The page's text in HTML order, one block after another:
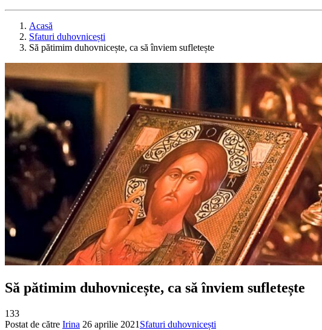
Acasă
Sfaturi duhovnicești
Să pătimim duhovnicește, ca să înviem sufletește
Să pătimim duhovnicește, ca să înviem sufletește
133
Postat de către Irina 26 aprilie 2021 Sfaturi duhovnicești